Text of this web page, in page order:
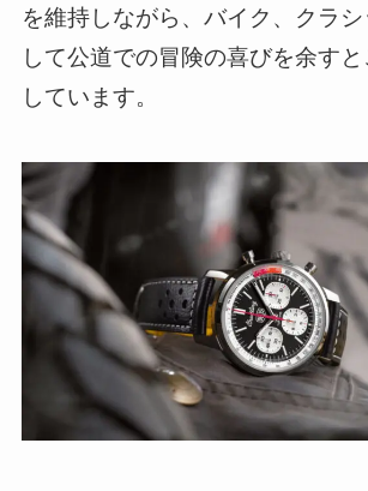
を維持しながら、バイク、クラ
して公道での冒険の喜びを余す
しています。